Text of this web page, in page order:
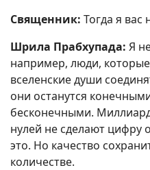
Священник: Тогда я вас
Шрила Прабхупада: Я
например, люди, которые
вселенские души
они останутся
бесконечными.
нулей не сделают цифру
это. Но качество
количестве.